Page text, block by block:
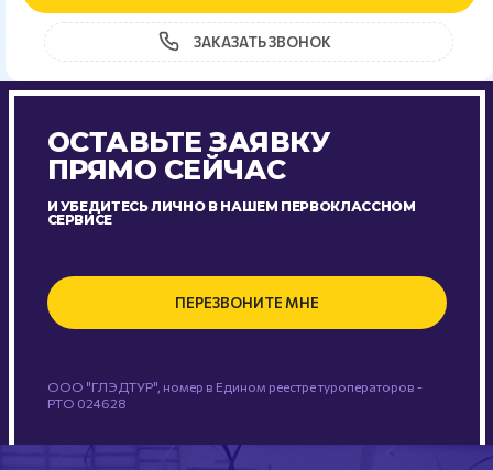
ЗАКАЗАТЬ ЗВОНОК
ОСТАВЬТЕ ЗАЯВКУ
ПРЯМО СЕЙЧАС
И УБЕДИТЕСЬ ЛИЧНО В НАШЕМ ПЕРВОКЛАССНОМ
СЕРВИСЕ
ПЕРЕЗВОНИТЕ МНЕ
ООО "ГЛЭДТУР", номер в Едином реестре туроператоров -
РТО 024628